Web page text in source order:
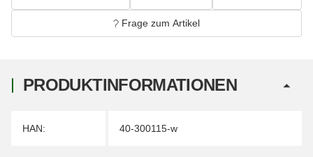
Frage zum Artikel
PRODUKTINFORMATIONEN
Produkteigenschaft
Wert
HAN: 40-300115-w